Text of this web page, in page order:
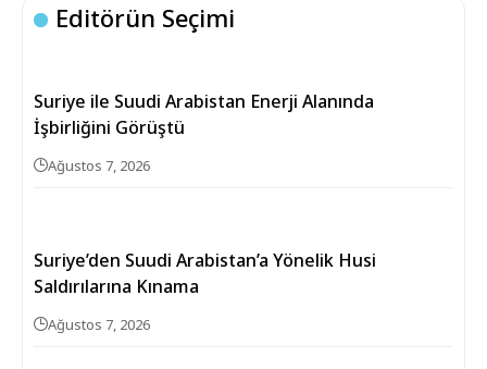
Editörün Seçimi
Suriye ile Suudi Arabistan Enerji Alanında
İşbirliğini Görüştü
Ağustos 7, 2026
Suriye’den Suudi Arabistan’a Yönelik Husi
Saldırılarına Kınama
Ağustos 7, 2026